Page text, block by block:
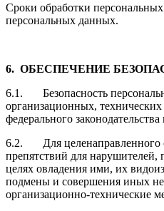
Сроки обработки
персональных данных.
6. ОБЕСПЕЧЕНИЕ
6.1. Безопасность
организационных,
федерального
6.2. Для целенаправленного
препятствий для
целях овладения ими, их
подмены и совершения иных
организационно-технические